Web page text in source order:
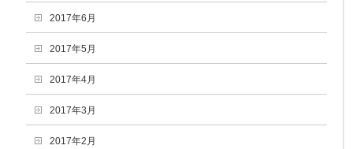
2017年6月
2017年5月
2017年4月
2017年3月
2017年2月